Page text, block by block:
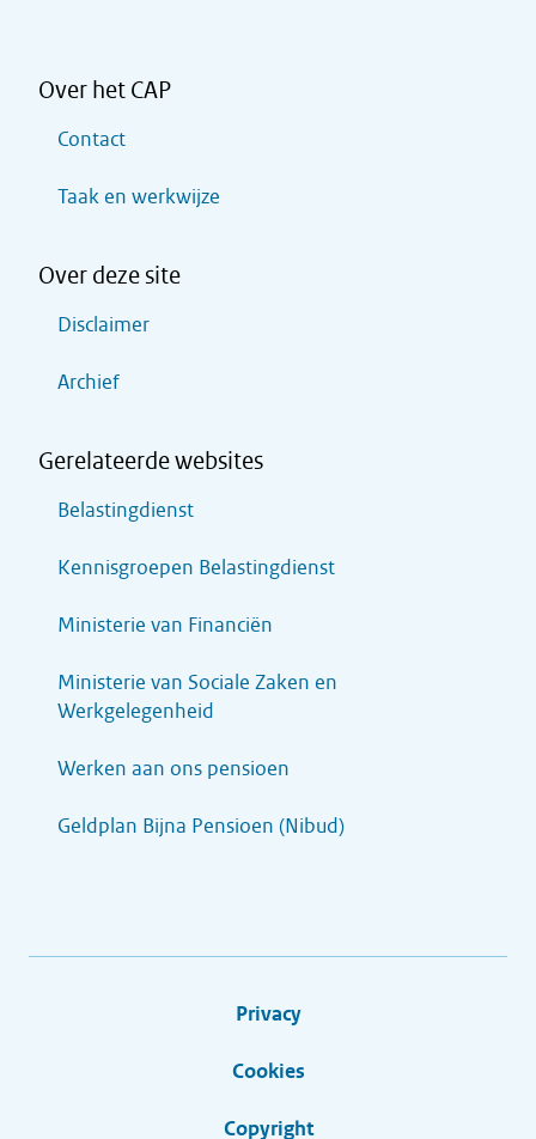
Over het CAP
Contact
Taak en werkwijze
Over deze site
Disclaimer
Archief
Gerelateerde websites
Belastingdienst
Kennisgroepen Belastingdienst
Ministerie van Financiën
Ministerie van Sociale Zaken en
Werkgelegenheid
Werken aan ons pensioen
Geldplan Bijna Pensioen (Nibud)
Privacy
Cookies
Copyright